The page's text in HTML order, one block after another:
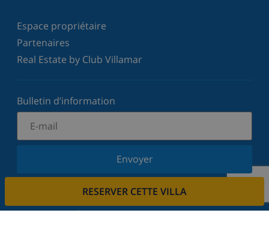
RESERVER CETTE VILLA
Espace propriétaire
Partenaires
Real Estate by Club Villamar
Bulletin d’information
Envoyer
Inscrivez-vous à notre newsletter et restez informé
votre vie privée.